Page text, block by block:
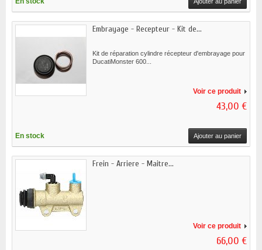
Embrayage - Recepteur - Kit de...
Kit de réparation cylindre récepteur d'embrayage pour
DucatiMonster 600...
Voir ce produit
43,00 €
En stock Ajouter au panier
Frein - Arriere - Maitre...
Voir ce produit
66,00 €